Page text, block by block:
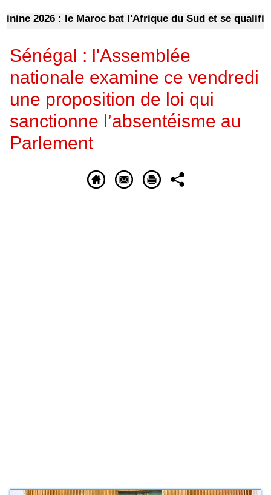
2026 : le Maroc bat l'Afrique du Sud et se qualifie
Sénégal : l'Assemblée
nationale examine ce vendredi
une proposition de loi qui
sanctionne l’absentéisme au
Parlement